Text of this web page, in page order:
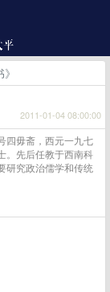
2011-01-04 08:00:00
四毋斋，西元一九七
。先后任教于西南科
研究政治儒学和传统